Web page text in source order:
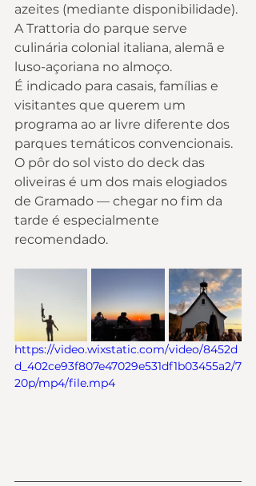
azeites (mediante disponibilidade).
A Trattoria do parque serve
culinária colonial italiana, alemã e
luso-açoriana no almoço.
É indicado para casais, famílias e
visitantes que querem um
programa ao ar livre diferente dos
parques temáticos convencionais.
O pôr do sol visto do deck das
oliveiras é um dos mais elogiados
de Gramado — chegar no fim da
tarde é especialmente
recomendado.
https://video.wixstatic.com/video/8452d
d_402ce93f807e47029e531df1b03455a2/7
20p/mp4/file.mp4